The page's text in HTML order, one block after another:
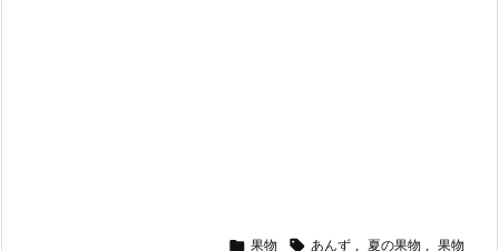
 果物  あんず , 夏の果物 , 果物